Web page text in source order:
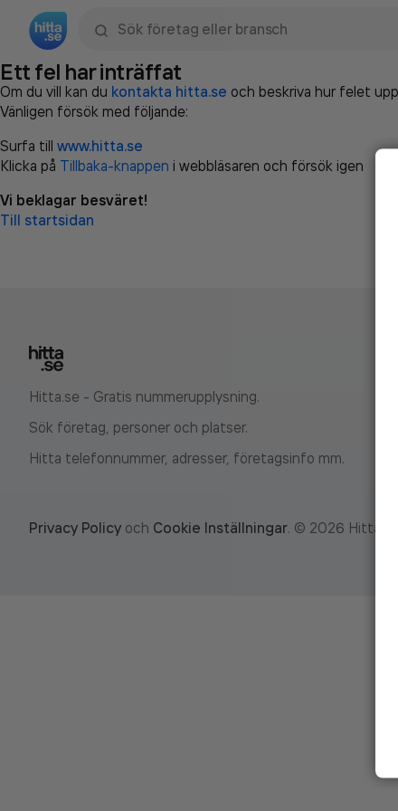
Ett fel har inträffat
Om du vill kan du kontakta hitta.se och beskriva hur felet
Vänligen försök med följande:
Surfa till www.hitta.se
Klicka på Tillbaka-knappen i webbläsaren och försök igen
Vi beklagar besväret!
Till startsidan
Hitta.se - Gratis nummerupplysning.
Sök företag, personer och platser.
Hitta telefonnummer, adresser, företagsinfo mm.
Privacy Policy och Cookie Inställningar. © 2026 Hitta.se